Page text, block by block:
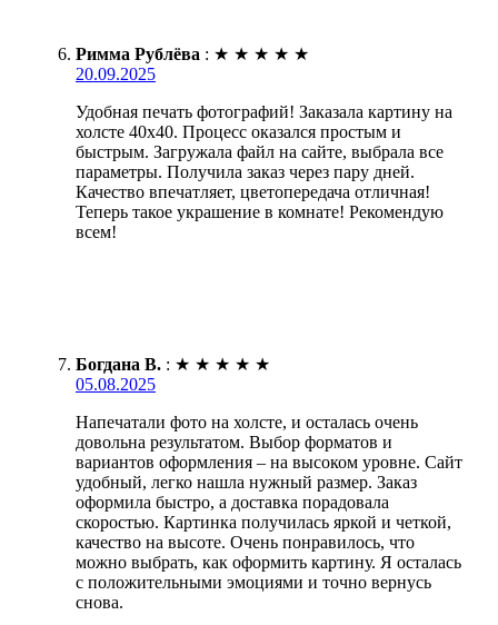
Римма Рублёва : ★ ★ ★ ★ ★
20.09.2025
Удобная печать фотографий! Заказала картину на
холсте 40х40. Процесс оказался простым и
быстрым. Загружала файл на сайте, выбрала все
параметры. Получила заказ через пару дней.
Качество впечатляет, цветопередача отличная!
Теперь такое украшение в комнате! Рекомендую
всем!
Богдана В. : ★ ★ ★ ★ ★
05.08.2025
Напечатали фото на холсте, и осталась очень
довольна результатом. Выбор форматов и
вариантов оформления – на высоком уровне. Сайт
удобный, легко нашла нужный размер. Заказ
оформила быстро, а доставка порадовала
скоростью. Картинка получилась яркой и четкой,
качество на высоте. Очень понравилось, что
можно выбрать, как оформить картину. Я осталась
с положительными эмоциями и точно вернусь
снова.